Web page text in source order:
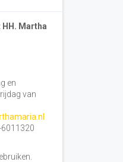
Martha
en
van